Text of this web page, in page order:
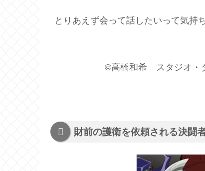
とりあえず会って話したいって気持
©高橋和希 スタジオ・
財前の護衛を依頼される決闘